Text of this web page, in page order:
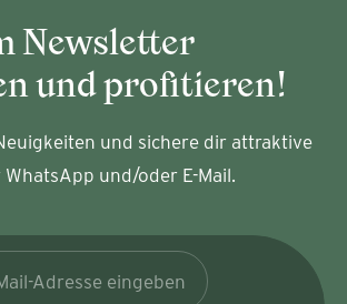
Newsletter
und profitieren!
und sichere dir attraktive
und/oder E-Mail.